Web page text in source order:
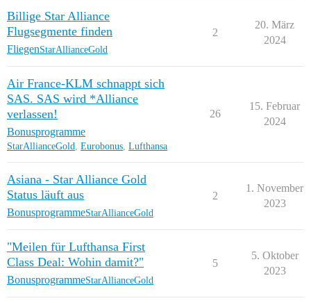
Billige Star Alliance
Flugsegmente finden
FliegenStarAllianceGold
2
20. März
2024
Air France-KLM schnappt sich
SAS. SAS wird *Alliance
verlassen!
Bonusprogramme
StarAllianceGold, Eurobonus, Lufthansa
26
15. Februar
2024
Asiana - Star Alliance Gold
Status läuft aus
BonusprogrammeStarAllianceGold
2
1. November
2023
"Meilen für Lufthansa First
Class Deal: Wohin damit?"
BonusprogrammeStarAllianceGold
5
5. Oktober
2023